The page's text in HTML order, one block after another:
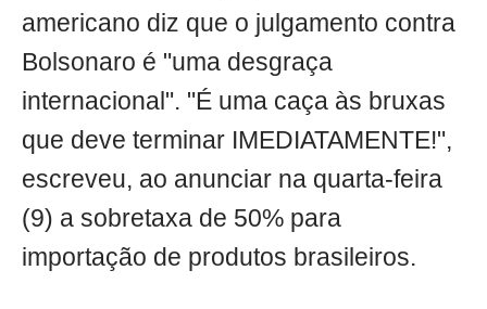
americano diz que o julgamento contra
Bolsonaro é "uma desgraça
internacional". "É uma caça às bruxas
que deve terminar IMEDIATAMENTE!",
escreveu, ao anunciar na quarta-feira
(9) a sobretaxa de 50% para
importação de produtos brasileiros.